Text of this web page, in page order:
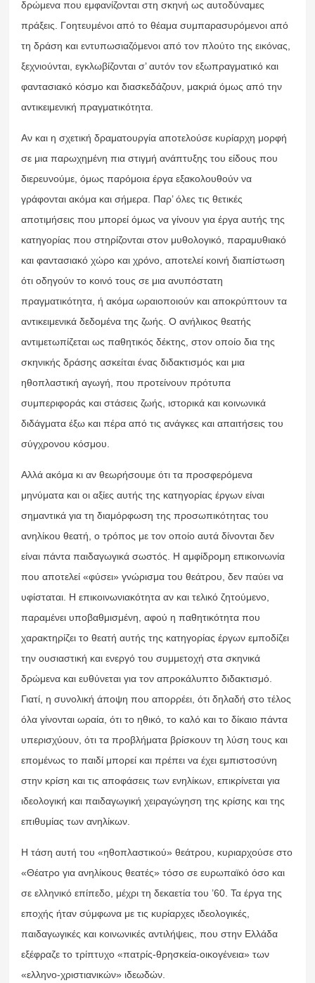
δρώμενα που εμφανίζονται στη σκηνή ως αυτοδύναμες
πράξεις. Γοητευμένοι από το θέαμα συμπαρασυρόμενοι από
τη δράση και εντυπωσιαζόμενοι από τον πλούτο της εικόνας,
ξεχνιούνται, εγκλωβίζονται σ’ αυτόν τον εξωπραγματικό και
φαντασιακό κόσμο και διασκεδάζουν, μακριά όμως από την
αντικειμενική πραγματικότητα.
Αν και η σχετική δραματουργία αποτελούσε κυρίαρχη μορφή
σε μια παρωχημένη πια στιγμή ανάπτυξης του είδους που
διερευνούμε, όμως παρόμοια έργα εξακολουθούν να
γράφονται ακόμα και σήμερα. Παρ’ όλες τις θετικές
αποτιμήσεις που μπορεί όμως να γίνουν για έργα αυτής της
κατηγορίας που στηρίζονται στον μυθολογικό, παραμυθιακό
και φαντασιακό χώρο και χρόνο, αποτελεί κοινή διαπίστωση
ότι οδηγούν το κοινό τους σε μια ανυπόστατη
πραγματικότητα, ή ακόμα ωραιοποιούν και αποκρύπτουν τα
αντικειμενικά δεδομένα της ζωής. Ο ανήλικος θεατής
αντιμετωπίζεται ως παθητικός δέκτης, στον οποίο δια της
σκηνικής δράσης ασκείται ένας διδακτισμός και μια
ηθοπλαστική αγωγή, που προτείνουν πρότυπα
συμπεριφοράς και στάσεις ζωής, ιστορικά και κοινωνικά
διδάγματα έξω και πέρα από τις ανάγκες και απαιτήσεις του
σύγχρονου κόσμου.
Αλλά ακόμα κι αν θεωρήσουμε ότι τα προσφερόμενα
μηνύματα και οι αξίες αυτής της κατηγορίας έργων είναι
σημαντικά για τη διαμόρφωση της προσωπικότητας του
ανηλίκου θεατή, ο τρόπος με τον οποίο αυτά δίνονται δεν
είναι πάντα παιδαγωγικά σωστός. Η αμφίδρομη επικοινωνία
που αποτελεί «φύσει» γνώρισμα του θεάτρου, δεν παύει να
υφίσταται. Η επικοινωνιακότητα αν και τελικό ζητούμενο,
παραμένει υποβαθμισμένη, αφού η παθητικότητα που
χαρακτηρίζει το θεατή αυτής της κατηγορίας έργων εμποδίζει
την ουσιαστική και ενεργό του συμμετοχή στα σκηνικά
δρώμενα και ευθύνεται για τον απροκάλυπτο διδακτισμό.
Γιατί, η συνολική άποψη που απορρέει, ότι δηλαδή στο τέλος
όλα γίνονται ωραία, ότι το ηθικό, το καλό και το δίκαιο πάντα
υπερισχύουν, ότι τα προβλήματα βρίσκουν τη λύση τους και
επομένως το παιδί μπορεί και πρέπει να έχει εμπιστοσύνη
στην κρίση και τις αποφάσεις των ενηλίκων, επικρίνεται για
ιδεολογική και παιδαγωγική χειραγώγηση της κρίσης και της
επιθυμίας των ανηλίκων.
Η τάση αυτή του «ηθοπλαστικού» θεάτρου, κυριαρχούσε στο
«Θέατρο για ανηλίκους θεατές» τόσο σε ευρωπαϊκό όσο και
σε ελληνικό επίπεδο, μέχρι τη δεκαετία του ’60. Τα έργα της
εποχής ήταν σύμφωνα με τις κυρίαρχες ιδεολογικές,
παιδαγωγικές και κοινωνικές αντιλήψεις, που στην Ελλάδα
εξέφραζε το τρίπτυχο «πατρίς-θρησκεία-οικογένεια» των
«ελληνο-χριστιανικών» ιδεωδών.